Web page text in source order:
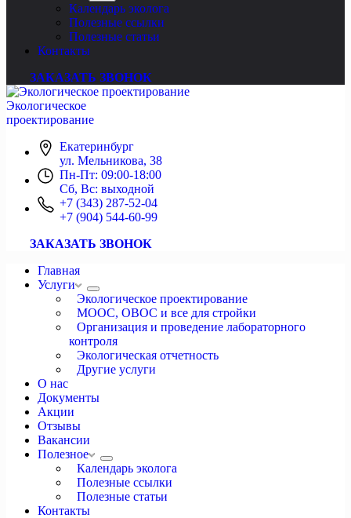
Календарь эколога
Полезные ссылки
Полезные статьи
Контакты
ЗАКАЗАТЬ ЗВОНОК
Экологическое
проектирование
Екатеринбург
ул. Мельникова, 38
Пн-Пт: 09:00-18:00
Сб, Вс: выходной
+7 (343) 287-52-04
+7 (904) 544-60-99
ЗАКАЗАТЬ ЗВОНОК
Главная
Услуги
Экологическое проектирование
МООС, ОВОС и все для стройки
Организация и проведение лабораторного
контроля
Экологическая отчетность
Другие услуги
О нас
Документы
Акции
Отзывы
Вакансии
Полезное
Календарь эколога
Полезные ссылки
Полезные статьи
Контакты